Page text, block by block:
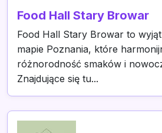
Food Hall Stary Browar
Food Hall Stary Browar to
mapie Poznania, które
różnorodność smaków i
Znajdujące się tu...